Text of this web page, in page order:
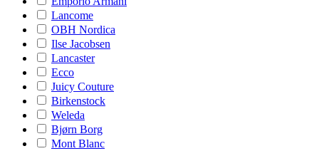
Lancome
OBH Nordica
Ilse Jacobsen
Lancaster
Ecco
Juicy Couture
Birkenstock
Weleda
Bjørn Borg
Mont Blanc